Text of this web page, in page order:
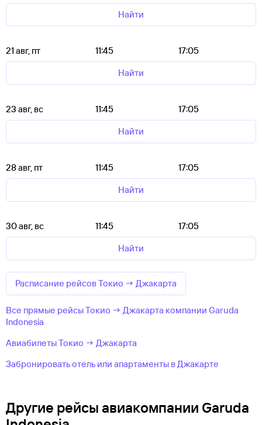
Найти
21 авг, пт 11:45
17:05
Найти
23 авг, вс 11:45
17:05
Найти
28 авг, пт 11:45
17:05
Найти
30 авг, вс 11:45
17:05
Найти
Расписание рейсов Токио → Джакарта
Все прямые рейсы Токио → Джакарта компании Garuda
Indonesia
Авиабилеты Токио → Джакарта
Забронировать отель или апартаменты в Джакарте
Другие рейсы авиакомпании Garuda